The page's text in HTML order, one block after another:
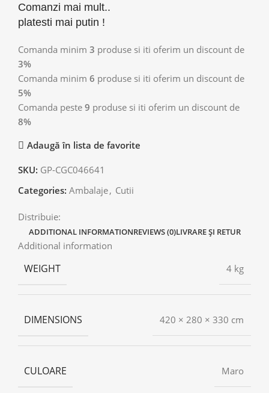
Comanzi mai mult..
platesti mai putin !
Comanda minim 3 produse si iti oferim un discount de
3%
Comanda minim 6 produse si iti oferim un discount de
5%
Comanda peste 9 produse si iti oferim un discount de
8%
Adaugă în lista de favorite
SKU: GP-CGC046641
Categories: Ambalaje, Cutii
Distribuie:
ADDITIONAL INFORMATIONREVIEWS (0)LIVRARE ȘI RETUR
Additional information
WEIGHT 4 kg
DIMENSIONS 420 × 280 × 330 cm
CULOARE Maro